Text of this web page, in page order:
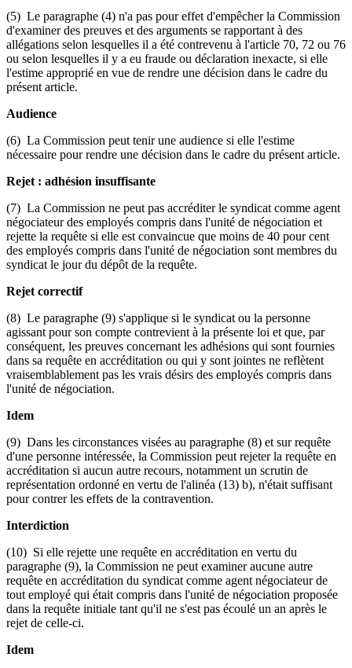
(5) Le paragraphe (4) n'a pas pour effet d'empêcher la Commission
d'examiner des preuves et des arguments se rapportant à des
allégations selon lesquelles il a été contrevenu à l'article 70, 72 ou 76
ou selon lesquelles il y a eu fraude ou déclaration inexacte, si elle
l'estime approprié en vue de rendre une décision dans le cadre du
présent article.
Audience
(6) La Commission peut tenir une audience si elle l'estime
nécessaire pour rendre une décision dans le cadre du présent article.
Rejet : adhésion insuffisante
(7) La Commission ne peut pas accréditer le syndicat comme agent
négociateur des employés compris dans l'unité de négociation et
rejette la requête si elle est convaincue que moins de 40 pour cent
des employés compris dans l'unité de négociation sont membres du
syndicat le jour du dépôt de la requête.
Rejet correctif
(8) Le paragraphe (9) s'applique si le syndicat ou la personne
agissant pour son compte contrevient à la présente loi et que, par
conséquent, les preuves concernant les adhésions qui sont fournies
dans sa requête en accréditation ou qui y sont jointes ne reflètent
vraisemblablement pas les vrais désirs des employés compris dans
l'unité de négociation.
Idem
(9) Dans les circonstances visées au paragraphe (8) et sur requête
d'une personne intéressée, la Commission peut rejeter la requête en
accréditation si aucun autre recours, notamment un scrutin de
représentation ordonné en vertu de l'alinéa (13) b), n'était suffisant
pour contrer les effets de la contravention.
Interdiction
(10) Si elle rejette une requête en accréditation en vertu du
paragraphe (9), la Commission ne peut examiner aucune autre
requête en accréditation du syndicat comme agent négociateur de
tout employé qui était compris dans l'unité de négociation proposée
dans la requête initiale tant qu'il ne s'est pas écoulé un an après le
rejet de celle-ci.
Idem